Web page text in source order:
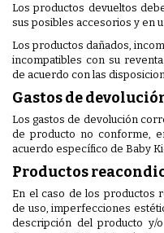
Los productos devueltos
sus posibles accesorios y en
Los productos dañados,
incompatibles con su
de acuerdo con las
Gastos de
Los gastos de devolución
de producto no conforme,
acuerdo específico de Baby
Productos
En el caso de los productos
de uso, imperfecciones
descripción del producto y/